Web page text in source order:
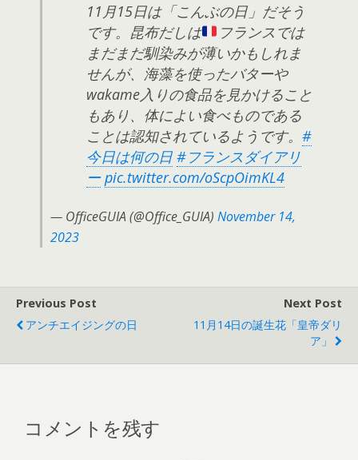
11月15日は「こんぶの日」だそう
です。昆布だしは
フランスでは
まだまだ馴染みが薄いかもしれま
せんが、海藻を使ったバターや
wakame入りの食品を見かけること
もあり、体によい食べものである
ことは認知されているようです。 #
今日は何の日 #フランスダイアリ
ー pic.twitter.com/oScpOimKL4
— OfficeGUIA (@Office_GUIA) November 14,
2023
Previous Post
アンチエイジングの日
Next Post
11月14日の誕生花「皇帝ダリ
ア」
コメントを残す